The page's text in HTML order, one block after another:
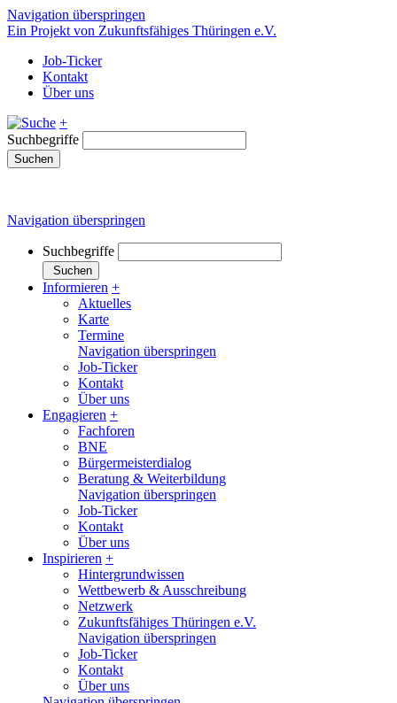
Navigation überspringen
Ein Projekt von Zukunftsfähiges Thüringen e.V.
Job-Ticker
Kontakt
Über uns
+
Suchbegriffe
Suchen
Navigation überspringen
Suchbegriffe
Suchen
Informieren +
Aktuelles
Karte
Termine
Navigation überspringen
Job-Ticker
Kontakt
Über uns
Engagieren +
Fachforen
BNE
Bürgermeisterdialog
Beratung & Weiterbildung
Navigation überspringen
Job-Ticker
Kontakt
Über uns
Inspirieren +
Hintergrundwissen
Wettbewerb & Ausschreibung
Netzwerk
Zukunftsfähiges Thüringen e.V.
Navigation überspringen
Job-Ticker
Kontakt
Über uns